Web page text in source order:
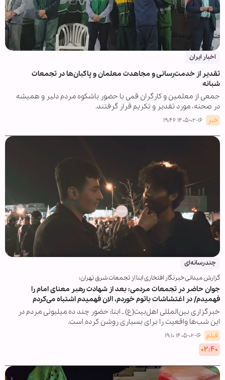
اخبار ایران
تقدیر از خدمت‌رسانی و مجاهدت معلمان و پاکبان‌ها در تجمعات
شبانه
جمعی از معلمین و کارگران قمی با حضور باشکوه مردم دلیر و همیشه
در صحنه، مورد تقدیر و تکریم قرار گرفتند.
خبر ۱۴۰۵-۰۲-۱۶ ۱۹:۴۶
چندرسانه‌ای
گزارش میدانی خبرنگار افتخاری ابنا از تجمعات شرق تهران:
جوان حاضر در تجمعات مردمی: بعد از شهادت رهبر معنای امام را
فهمیدم/ در اغتشاشات باتوم خوردم، الان فهمیدم اشتباه می‌کردم
خبرگزاری بین‌المللی اهل‌بیت(ع) ـ ابنا: حضور چند ده میلیونی مردم در
این شب‌ها واقعیت را برای بسیاری روشن کرده است.
فیلم ۱۴۰۵-۰۲-۱۶ ۱۹:۱۰
۰۲:۴۰